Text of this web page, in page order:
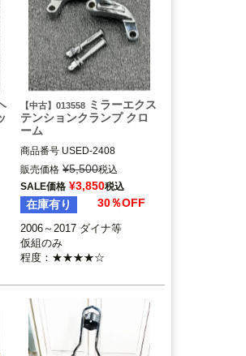
【中古】013558 ミラーエクス
テンションクランプ クロ
ーム
商品番号 USED-2408
2006～2017 ダイナ
2008～2017 ソフテイル
2009～2016 ロードキング及び
ロードグライド
※CVO不可
販売価格 ¥5,500税込
SALE価格 ¥3,850税込
在庫有り 30％OFF
2006～2017 ダイナ等
仮組のみ